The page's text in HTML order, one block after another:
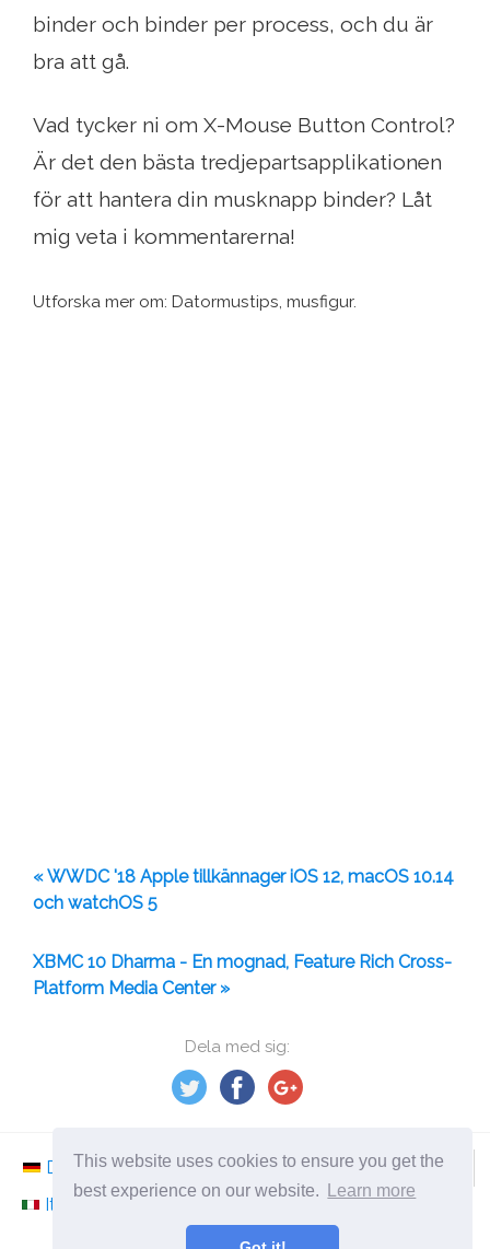
This website uses cookies to ensure you get the
best experience on our website.
Learn more
Dela med sig:
binder och binder per process, och du är
bra att gå.
Vad tycker ni om X-Mouse Button Control?
Är det den bästa tredjepartsapplikationen
för att hantera din musknapp binder? Låt
mig veta i kommentarerna!
Utforska mer om: Datormustips, musfigur.
« WWDC '18 Apple tillkännager iOS 12, macOS 10.14
och watchOS 5
XBMC 10 Dharma - En mognad, Feature Rich Cross-
Platform Media Center »
Deutsch Nederlands Svenska
Norsk
Italiano
Español Românesc